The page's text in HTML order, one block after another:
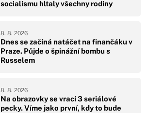
socialismu hltaly všechny rodiny
Dnes se začíná natáčet na finančáku v
Praze. Půjde o špinážní bombu s
Russelem
8. 8. 2026
Na obrazovky se vrací 3 seriálové
pecky. Víme jako první, kdy to bude
8. 8. 2026